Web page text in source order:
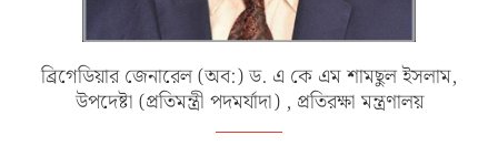
ব্রিগেডিয়ার জেনারেল (অব:) ড. এ কে এম শামছুল ইসলাম,
উপদেষ্টা (প্রতিমন্ত্রী পদমর্যাদা) , প্রতিরক্ষা মন্ত্রণালয়